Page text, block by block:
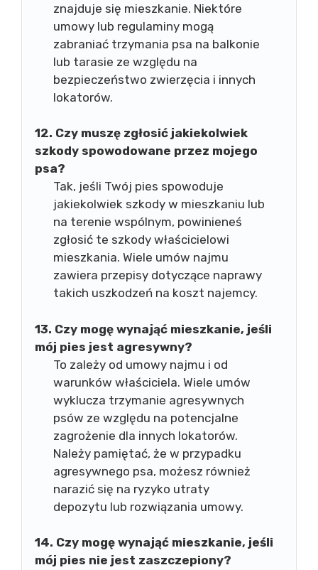
znajduje się mieszkanie. Niektóre
umowy lub regulaminy mogą
zabraniać trzymania psa na balkonie
lub tarasie ze względu na
bezpieczeństwo zwierzęcia i innych
lokatorów.
12. Czy muszę zgłosić jakiekolwiek
szkody spowodowane przez mojego
psa?
Tak, jeśli Twój pies spowoduje
jakiekolwiek szkody w mieszkaniu lub
na terenie wspólnym, powinieneś
zgłosić te szkody właścicielowi
mieszkania. Wiele umów najmu
zawiera przepisy dotyczące naprawy
takich uszkodzeń na koszt najemcy.
13. Czy mogę wynająć mieszkanie, jeśli
mój pies jest agresywny?
To zależy od umowy najmu i od
warunków właściciela. Wiele umów
wyklucza trzymanie agresywnych
psów ze względu na potencjalne
zagrożenie dla innych lokatorów.
Należy pamiętać, że w przypadku
agresywnego psa, możesz również
narazić się na ryzyko utraty
depozytu lub rozwiązania umowy.
14. Czy mogę wynająć mieszkanie, jeśli
mój pies nie jest zaszczepiony?